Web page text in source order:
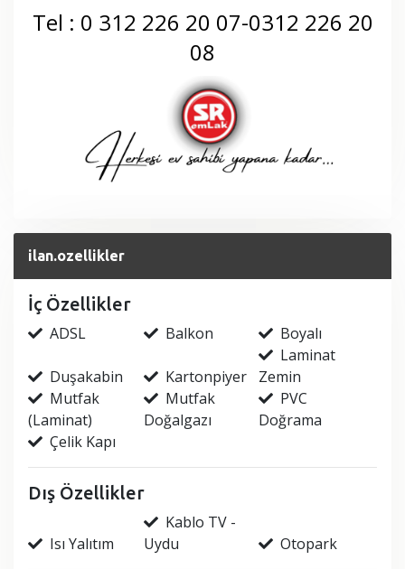
Tel : 0 312 226 20 07-0312 226 20
08
ilan.ozellikler
İç Özellikler
ADSL Balkon Boyalı
Duşakabin Kartonpiyer
Laminat
Zemin
Mutfak
(Laminat)
Mutfak
Doğalgazı
PVC
Doğrama
Çelik Kapı
Dış Özellikler
Isı Yalıtım
Kablo TV -
Uydu
Otopark